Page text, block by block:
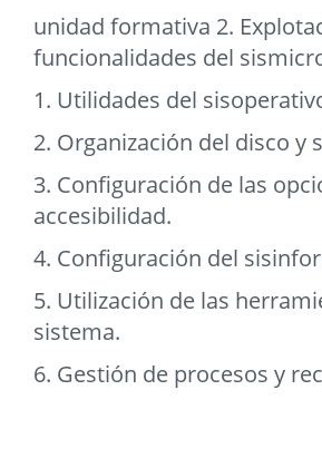
unidad formativa 2.
funcionalidades del
1. Utilidades del
2. Organización del disco y
3. Configuración de las
accesibilidad.
4. Configuración del
5. Utilización de las
sistema.
6. Gestión de procesos y